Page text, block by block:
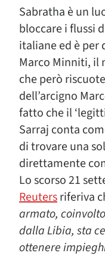
Sabratha è un
bloccare i flussi
italiane ed è per
Marco Minniti, il
che però
dell’arcigno
fatto che il
Sarraj conta
di trovare una
direttamente
Lo scorso 21
Reutersriferiva
armato,
dalla Libia, sta
ottenere